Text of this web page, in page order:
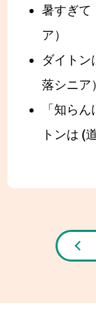
暑すぎ
ア）
ダイト
落シニア）
「知ら
トンは (